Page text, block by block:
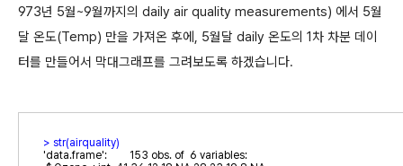
973년 5월~9월까지의 daily air quality measurements) 에서 5월
달 온도(Temp) 만을 가져온 후에, 5월달 daily 온도의 1차 차분 데이
터를 만들어서 막대그래프를 그려보도록 하겠습니다.
>
'data.frame':	153 obs. of  6 variables: